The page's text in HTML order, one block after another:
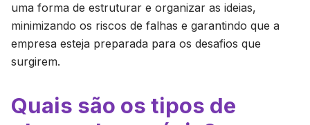
uma forma de estruturar e organizar as ideias,
minimizando os riscos de falhas e garantindo que a
empresa esteja preparada para os desafios que
surgirem.
Quais são os tipos de